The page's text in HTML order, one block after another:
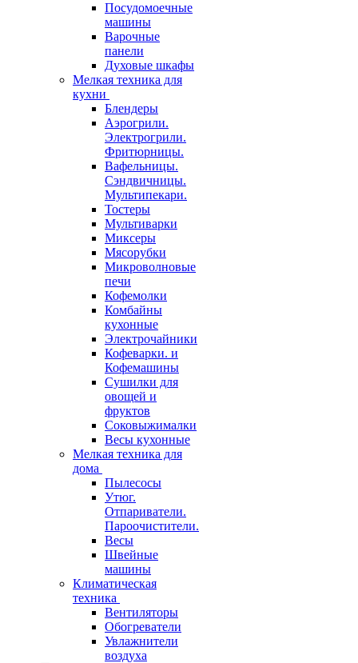
Посудомоечные
машины
Варочные
панели
Духовые шкафы
Мелкая техника для
кухни
Блендеры
Аэрогрили.
Электрогрили.
Фритюрницы.
Вафельницы.
Сэндвичницы.
Мультипекари.
Тостеры
Мультиварки
Миксеры
Мясорубки
Микроволновые
печи
Кофемолки
Комбайны
кухонные
Электрочайники
Кофеварки. и
Кофемашины
Сушилки для
овощей и
фруктов
Соковыжималки
Весы кухонные
Мелкая техника для
дома
Пылесосы
Утюг.
Отпариватели.
Пароочистители.
Весы
Швейные
машины
Климатическая
техника
Вентиляторы
Обогреватели
Увлажнители
воздуха